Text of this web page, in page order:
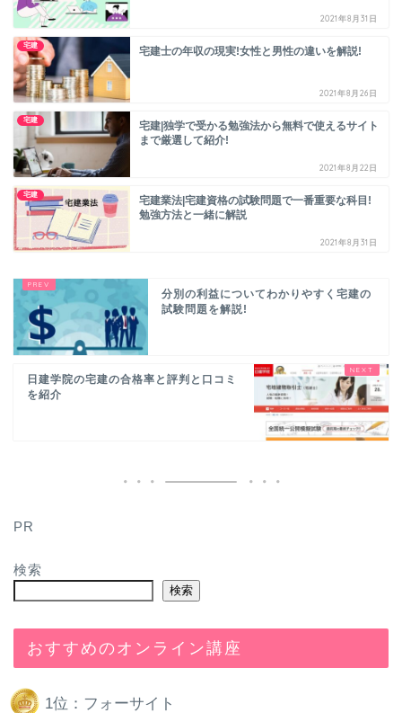
2021年8月31日
宅建 宅建士の年収の現実!女性と男性の違いを解説!
2021年8月26日
宅建
宅建|独学で受かる勉強法から無料で使えるサイト
まで厳選して紹介!
2021年8月22日
宅建
宅建業法|宅建資格の試験問題で一番重要な科目!
勉強方法と一緒に解説
2021年8月31日
分別の利益についてわかりやすく宅建の
試験問題を解説!
日建学院の宅建の合格率と評判と口コミ
を紹介
PR
検索
検索
おすすめのオンライン講座
1位：フォーサイト